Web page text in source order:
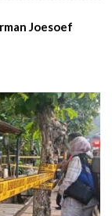
Joesoef